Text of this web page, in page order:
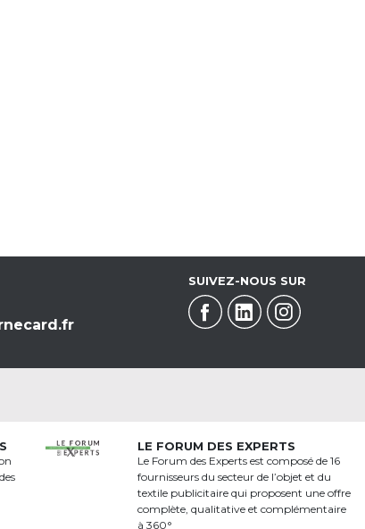
SUIVEZ-NOUS SUR
LE FORUM DES EXPERTS
Le Forum des Experts est composé de 16
fournisseurs du secteur de l’objet et du
textile publicitaire qui proposent une offre
complète, qualitative et complémentaire
à 360°